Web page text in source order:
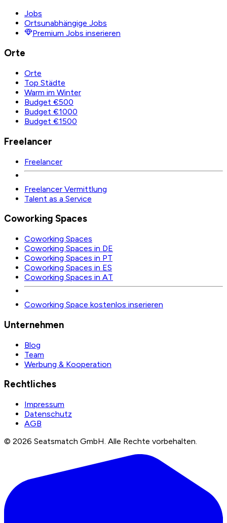
Jobs
Ortsunabhängige Jobs
Premium Jobs inserieren
Orte
Orte
Top Städte
Warm im Winter
Budget €500
Budget €1000
Budget €1500
Freelancer
Freelancer
Freelancer Vermittlung
Talent as a Service
Coworking Spaces
Coworking Spaces
Coworking Spaces in DE
Coworking Spaces in PT
Coworking Spaces in ES
Coworking Spaces in AT
Coworking Space kostenlos inserieren
Unternehmen
Blog
Team
Werbung & Kooperation
Rechtliches
Impressum
Datenschutz
AGB
© 2026 Seatsmatch GmbH. Alle Rechte vorbehalten.